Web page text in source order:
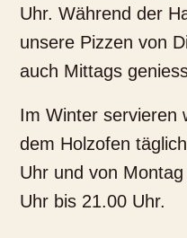
Uhr. Während der
unsere Pizzen von
auch Mittags
Im Winter servieren
dem Holzofen
Uhr und von
Uhr bis 21.00 Uhr.